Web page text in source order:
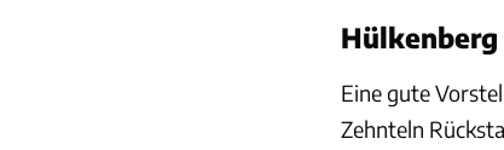
Hülkenberg
Eine gute
Zehnteln